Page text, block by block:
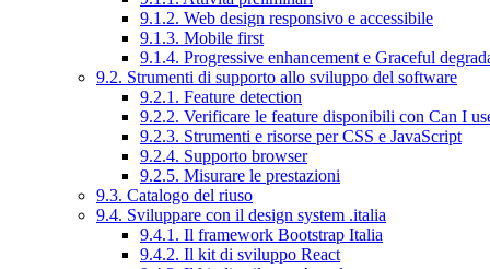
9.1.2. Web design responsivo e accessibile
9.1.3. Mobile first
9.1.4. Progressive enhancement e Graceful
9.2. Strumenti di supporto allo sviluppo del software
9.2.1. Feature detection
9.2.2. Verificare le feature disponibili con Can I
9.2.3. Strumenti e risorse per CSS e JavaScript
9.2.4. Supporto browser
9.2.5. Misurare le prestazioni
9.3. Catalogo del riuso
9.4. Sviluppare con il design system .italia
9.4.1. Il framework Bootstrap Italia
9.4.2. Il kit di sviluppo React